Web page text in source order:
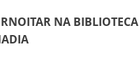
NA BIBLIOTECA